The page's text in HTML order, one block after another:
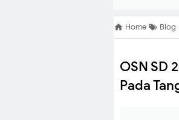
Home Blog
OSN SD
Pada